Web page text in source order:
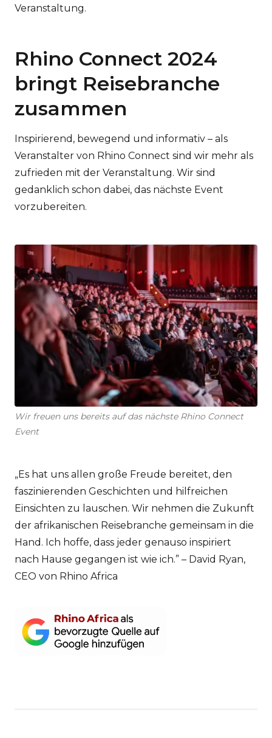
Veranstaltung.
Rhino Connect 2024
bringt Reisebranche
zusammen
Inspirierend, bewegend und informativ – als
Veranstalter von Rhino Connect sind wir mehr als
zufrieden mit der Veranstaltung. Wir sind
gedanklich schon dabei, das nächste Event
vorzubereiten.
Wir freuen uns bereits auf das nächste Rhino Connect
Event
„Es hat uns allen große Freude bereitet, den
faszinierenden Geschichten und hilfreichen
Einsichten zu lauschen. Wir nehmen die Zukunft
der afrikanischen Reisebranche gemeinsam in die
Hand. Ich hoffe, dass jeder genauso inspiriert
nach Hause gegangen ist wie ich.” – David Ryan,
CEO von Rhino Africa